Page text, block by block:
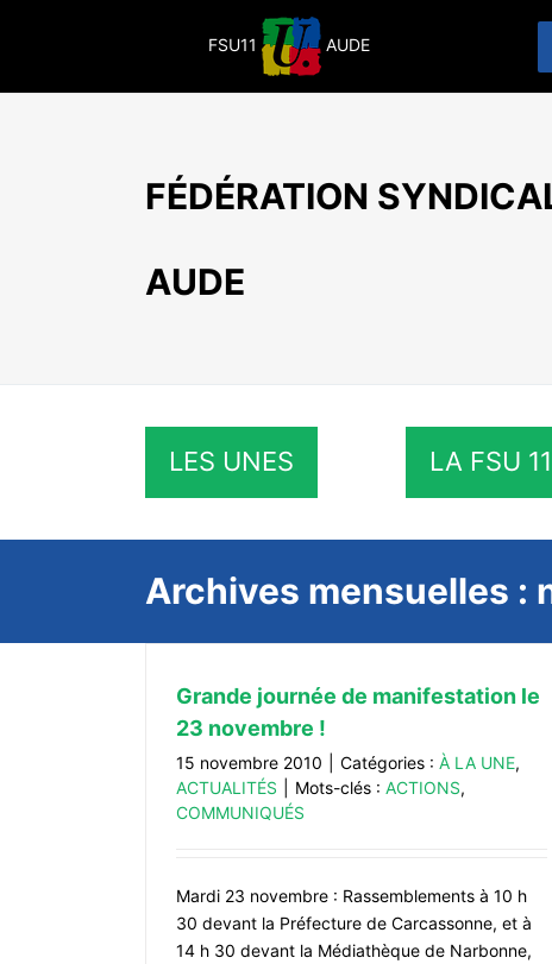
FSU11 AUDE
FÉDÉRATION
AUDE
LES UNES LA FSU 11
Archives mensuelles :
Grande journée de manifestation le
23 novembre !
15 novembre 2010 Catégories : À LA UNE,
ACTUALITÉS
Mots-clés : ACTIONS,
COMMUNIQUÉS
Mardi 23 novembre : Rassemblements à 10 h
30 devant la Préfecture de Carcassonne, et à
14 h 30 devant la Médiathèque de Narbonne,